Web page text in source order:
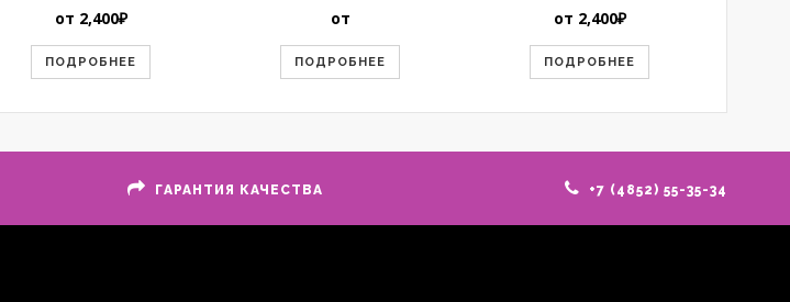
от 2,400₽
ПОДРОБНЕЕ
от
ПОДРОБНЕЕ
от 2,400₽
ПОДРОБНЕЕ
ГАРАНТИЯ КАЧЕСТВА +7 (4852) 55-35-34